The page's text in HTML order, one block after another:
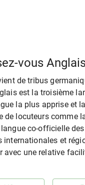
vous
de tribus
est la troisième
la plus apprise et
de locuteurs comme
co-officielle
internationales et
avec une relative